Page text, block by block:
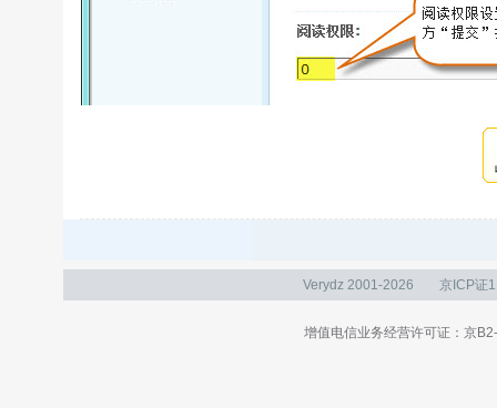
Verydz 2001-2026 京ICP证
增值电信业务经营许可证：京